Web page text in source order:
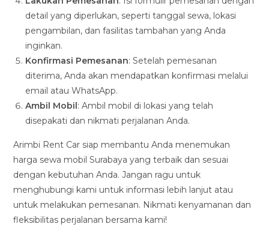
detail yang diperlukan, seperti tanggal sewa, lokasi
pengambilan, dan fasilitas tambahan yang Anda
inginkan.
Konfirmasi Pemesanan: Setelah pemesanan
diterima, Anda akan mendapatkan konfirmasi melalui
email atau WhatsApp.
Ambil Mobil: Ambil mobil di lokasi yang telah
disepakati dan nikmati perjalanan Anda.
Arimbi Rent Car siap membantu Anda menemukan
harga sewa mobil Surabaya yang terbaik dan sesuai
dengan kebutuhan Anda. Jangan ragu untuk
menghubungi kami untuk informasi lebih lanjut atau
untuk melakukan pemesanan. Nikmati kenyamanan dan
fleksibilitas perjalanan bersama kami!